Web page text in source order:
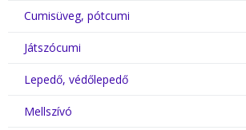
Cumisüveg, pótcumi
Játszócumi
Lepedő, védőlepedő
Mellszívó